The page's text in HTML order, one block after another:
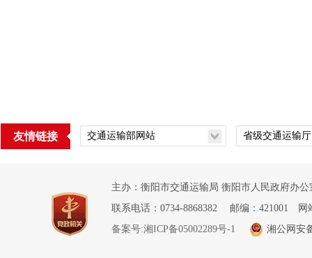
友情链接
主办：衡阳市交通运输局 衡阳市人民政府办
联系电话：0734-8868382 邮编：421001 网
备案号:湘ICP备05002289号-1
湘公网安